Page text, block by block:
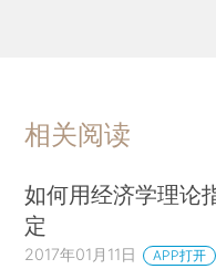
觉”的“艺术家”。对
理想的经济学家来说
都是根本性的。此外
计埋下了最初的种子
注重学术论辩，实践
相关阅读
如何用经济学理论
定
2017年01月11日 APP打开